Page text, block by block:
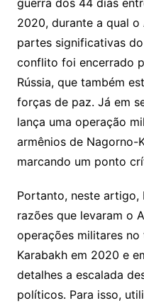
guerra dos 44 dias
2020, durante a qual
partes significativas
conflito foi encerrado
Rússia, que também
forças de paz. Já em
lança uma operação
armênios de Nagorno-
marcando um ponto
Portanto, neste artigo,
razões que levaram o
operações militares
Karabakh em 2020 e
detalhes a escalada
políticos. Para isso,